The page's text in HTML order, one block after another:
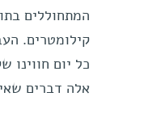
המתחוללים
קילומטרים.
כל יום
אלה דברים